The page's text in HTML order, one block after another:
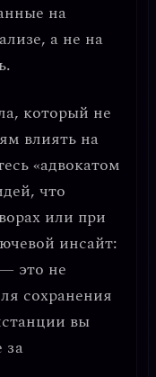
на
, а не на
который не
влиять на
«адвокатом
что
или при
инсайт:
это не
сохранения
вы
за